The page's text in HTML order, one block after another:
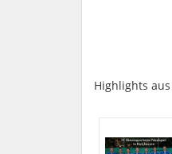
Highlights